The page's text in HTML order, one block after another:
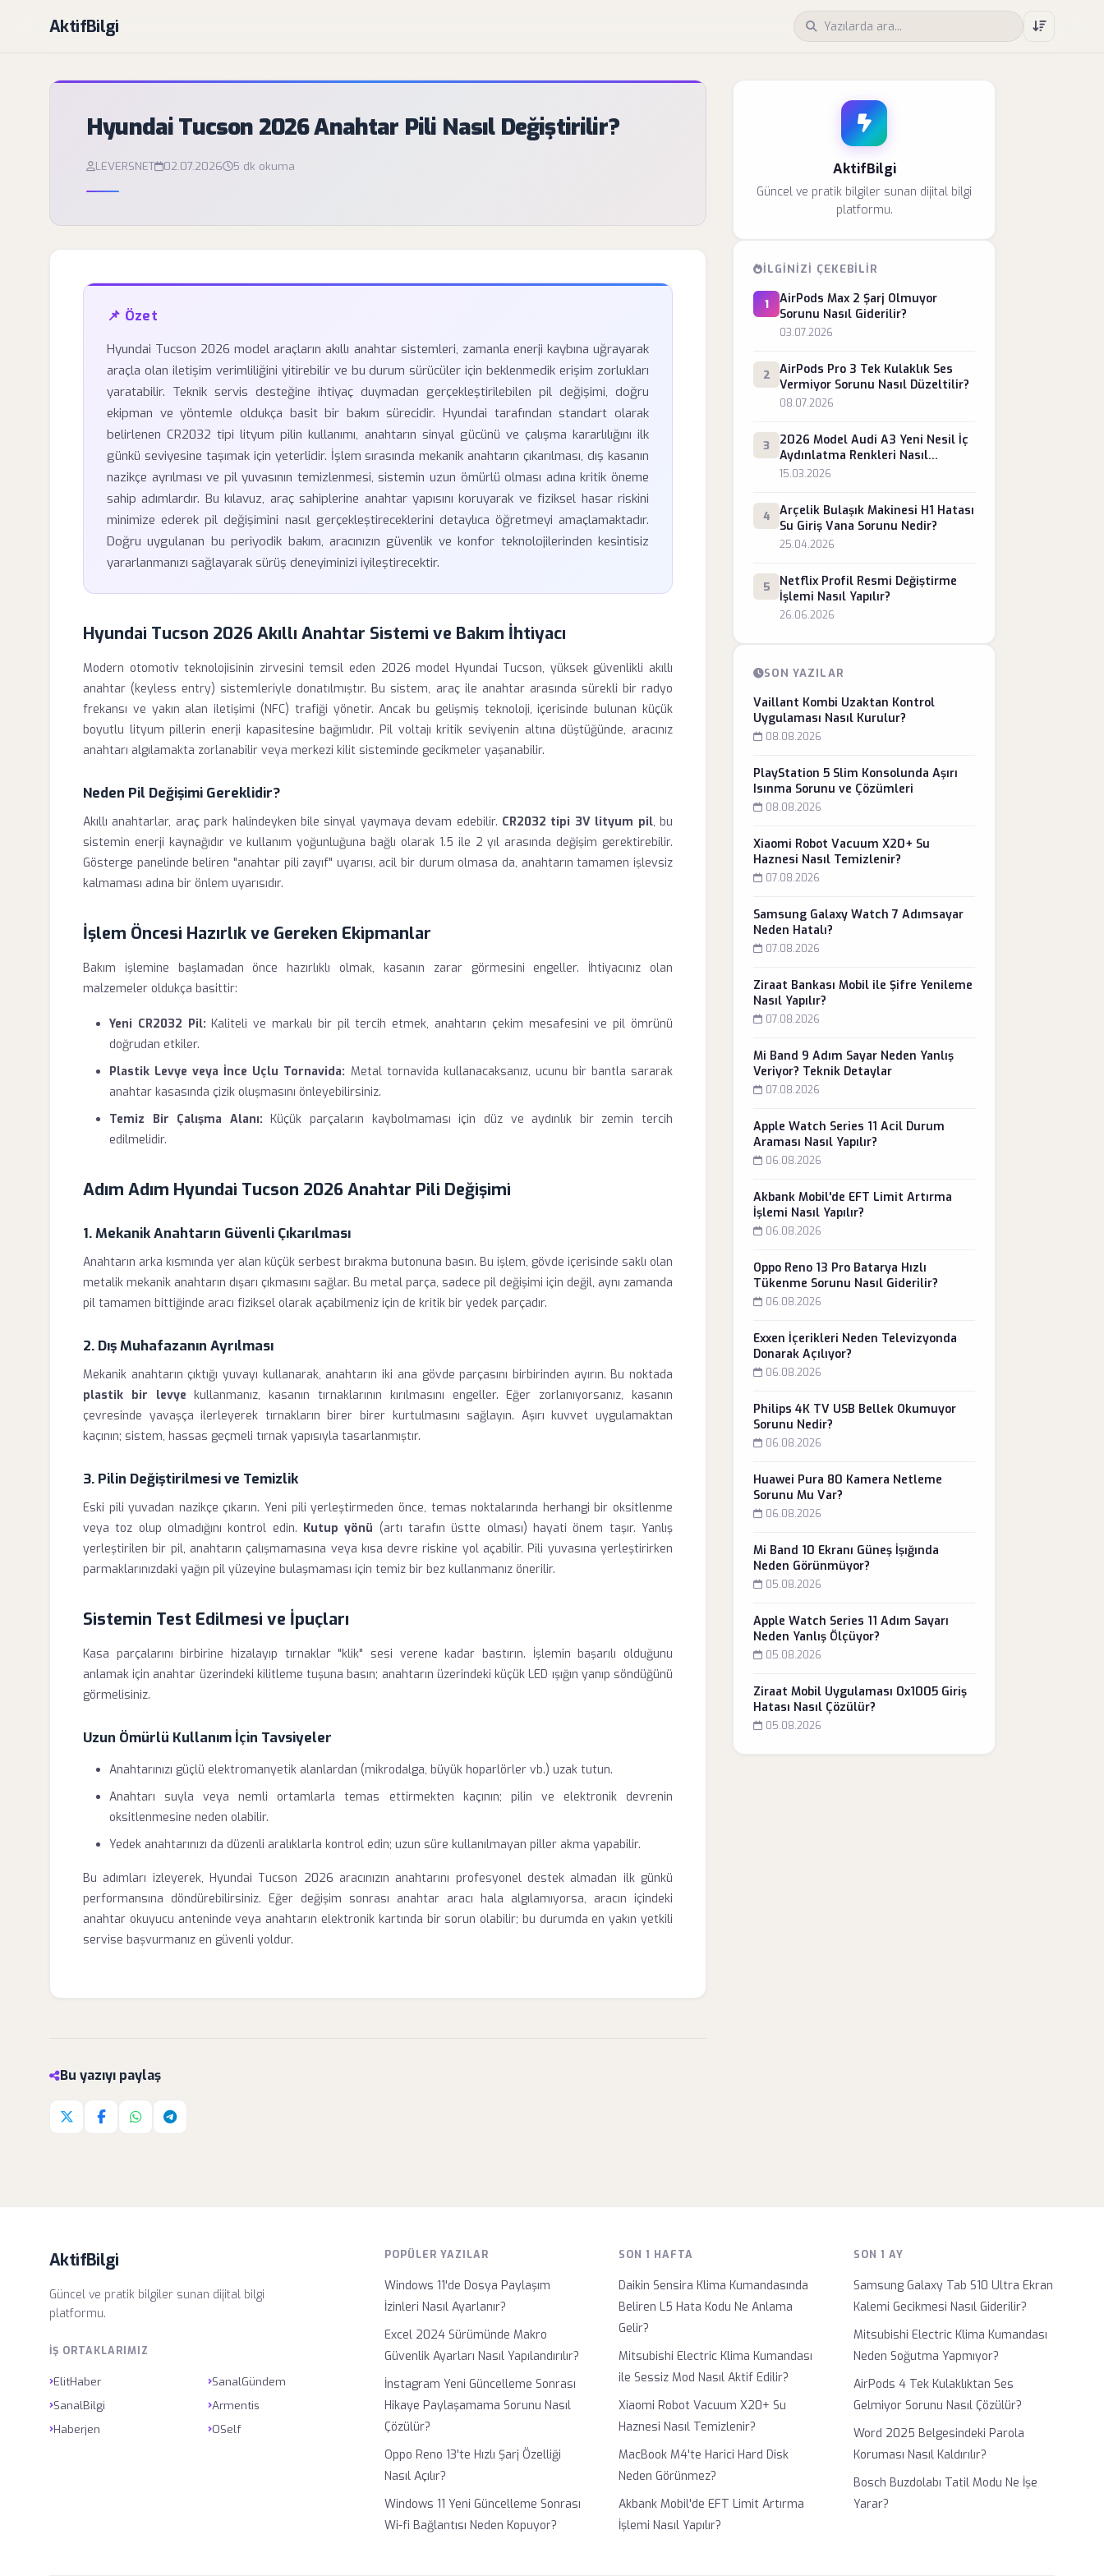
AktifBilgi
Hyundai Tucson 2026 Anahtar Pili Nasıl Değiştirilir?
LEVERSNET 02.07.2026 5 dk okuma
📌 Özet
Hyundai Tucson 2026 model araçların akıllı anahtar sistemleri, zamanla enerji kaybına uğrayarak
araçla olan iletişim verimliliğini yitirebilir ve bu durum sürücüler için beklenmedik erişim zorlukları
yaratabilir. Teknik servis desteğine ihtiyaç duymadan gerçekleştirilebilen pil değişimi, doğru
ekipman ve yöntemle oldukça basit bir bakım sürecidir. Hyundai tarafından standart olarak
belirlenen CR2032 tipi lityum pilin kullanımı, anahtarın sinyal gücünü ve çalışma kararlılığını ilk
günkü seviyesine taşımak için yeterlidir. İşlem sırasında mekanik anahtarın çıkarılması, dış kasanın
nazikçe ayrılması ve pil yuvasının temizlenmesi, sistemin uzun ömürlü olması adına kritik öneme
sahip adımlardır. Bu kılavuz, araç sahiplerine anahtar yapısını koruyarak ve fiziksel hasar riskini
minimize ederek pil değişimini nasıl gerçekleştireceklerini detaylıca öğretmeyi amaçlamaktadır.
Doğru uygulanan bu periyodik bakım, aracınızın güvenlik ve konfor teknolojilerinden kesintisiz
yararlanmanızı sağlayarak sürüş deneyiminizi iyileştirecektir.
Hyundai Tucson 2026 Akıllı Anahtar Sistemi ve Bakım İhtiyacı
Modern otomotiv teknolojisinin zirvesini temsil eden 2026 model Hyundai Tucson, yüksek güvenlikli akıllı
anahtar (keyless entry) sistemleriyle donatılmıştır. Bu sistem, araç ile anahtar arasında sürekli bir radyo
frekansı ve yakın alan iletişimi (NFC) trafiği yönetir. Ancak bu gelişmiş teknoloji, içerisinde bulunan küçük
boyutlu lityum pillerin enerji kapasitesine bağımlıdır. Pil voltajı kritik seviyenin altına düştüğünde, aracınız
anahtarı algılamakta zorlanabilir veya merkezi kilit sisteminde gecikmeler yaşanabilir.
Neden Pil Değişimi Gereklidir?
Akıllı anahtarlar, araç park halindeyken bile sinyal yaymaya devam edebilir. CR2032 tipi 3V lityum pil, bu
sistemin enerji kaynağıdır ve kullanım yoğunluğuna bağlı olarak 1.5 ile 2 yıl arasında değişim gerektirebilir.
Gösterge panelinde beliren "anahtar pili zayıf" uyarısı, acil bir durum olmasa da, anahtarın tamamen işlevsiz
kalmaması adına bir önlem uyarısıdır.
İşlem Öncesi Hazırlık ve Gereken Ekipmanlar
Bakım işlemine başlamadan önce hazırlıklı olmak, kasanın zarar görmesini engeller. İhtiyacınız olan
malzemeler oldukça basittir:
Yeni CR2032 Pil: Kaliteli ve markalı bir pil tercih etmek, anahtarın çekim mesafesini ve pil ömrünü
doğrudan etkiler.
Plastik Levye veya İnce Uçlu Tornavida: Metal tornavida kullanacaksanız, ucunu bir bantla sararak
anahtar kasasında çizik oluşmasını önleyebilirsiniz.
Temiz Bir Çalışma Alanı: Küçük parçaların kaybolmaması için düz ve aydınlık bir zemin tercih
edilmelidir.
Adım Adım Hyundai Tucson 2026 Anahtar Pili Değişimi
1. Mekanik Anahtarın Güvenli Çıkarılması
Anahtarın arka kısmında yer alan küçük serbest bırakma butonuna basın. Bu işlem, gövde içerisinde saklı olan
metalik mekanik anahtarın dışarı çıkmasını sağlar. Bu metal parça, sadece pil değişimi için değil, aynı zamanda
pil tamamen bittiğinde aracı fiziksel olarak açabilmeniz için de kritik bir yedek parçadır.
2. Dış Muhafazanın Ayrılması
Mekanik anahtarın çıktığı yuvayı kullanarak, anahtarın iki ana gövde parçasını birbirinden ayırın. Bu noktada
plastik bir levye kullanmanız, kasanın tırnaklarının kırılmasını engeller. Eğer zorlanıyorsanız, kasanın
çevresinde yavaşça ilerleyerek tırnakların birer birer kurtulmasını sağlayın. Aşırı kuvvet uygulamaktan
kaçının; sistem, hassas geçmeli tırnak yapısıyla tasarlanmıştır.
3. Pilin Değiştirilmesi ve Temizlik
Eski pili yuvadan nazikçe çıkarın. Yeni pili yerleştirmeden önce, temas noktalarında herhangi bir oksitlenme
veya toz olup olmadığını kontrol edin. Kutup yönü (artı tarafın üstte olması) hayati önem taşır. Yanlış
yerleştirilen bir pil, anahtarın çalışmamasına veya kısa devre riskine yol açabilir. Pili yuvasına yerleştirirken
parmaklarınızdaki yağın pil yüzeyine bulaşmaması için temiz bir bez kullanmanız önerilir.
Sistemin Test Edilmesi ve İpuçları
Kasa parçalarını birbirine hizalayıp tırnaklar "klik" sesi verene kadar bastırın. İşlemin başarılı olduğunu
anlamak için anahtar üzerindeki kilitleme tuşuna basın; anahtarın üzerindeki küçük LED ışığın yanıp söndüğünü
görmelisiniz.
Uzun Ömürlü Kullanım İçin Tavsiyeler
Anahtarınızı güçlü elektromanyetik alanlardan (mikrodalga, büyük hoparlörler vb.) uzak tutun.
Anahtarı suyla veya nemli ortamlarla temas ettirmekten kaçının; pilin ve elektronik devrenin
oksitlenmesine neden olabilir.
Yedek anahtarınızı da düzenli aralıklarla kontrol edin; uzun süre kullanılmayan piller akma yapabilir.
Bu adımları izleyerek, Hyundai Tucson 2026 aracınızın anahtarını profesyonel destek almadan ilk günkü
performansına döndürebilirsiniz. Eğer değişim sonrası anahtar aracı hala algılamıyorsa, aracın içindeki
anahtar okuyucu anteninde veya anahtarın elektronik kartında bir sorun olabilir; bu durumda en yakın yetkili
servise başvurmanız en güvenli yoldur.
Bu yazıyı paylaş
Twitter'da paylaş
Facebook'da paylaş
Whatsapp'da paylaş
Telegram'da paylaş
AktifBilgi
Güncel ve pratik bilgiler sunan dijital bilgi
platformu.
İLGINIZI ÇEKEBILIR
1
AirPods Max 2 Şarj Olmuyor
Sorunu Nasıl Giderilir?
03.07.2026
2
AirPods Pro 3 Tek Kulaklık Ses
Vermiyor Sorunu Nasıl Düzeltilir?
08.07.2026
3
2026 Model Audi A3 Yeni Nesil İç
Aydınlatma Renkleri Nasıl
Değiştirilir?
15.03.2026
4
Arçelik Bulaşık Makinesi H1 Hatası
Su Giriş Vana Sorunu Nedir?
25.04.2026
5
Netflix Profil Resmi Değiştirme
İşlemi Nasıl Yapılır?
26.06.2026
SON YAZILAR
Vaillant Kombi Uzaktan Kontrol
Uygulaması Nasıl Kurulur?
08.08.2026
PlayStation 5 Slim Konsolunda Aşırı
Isınma Sorunu ve Çözümleri
08.08.2026
Xiaomi Robot Vacuum X20+ Su
Haznesi Nasıl Temizlenir?
07.08.2026
Samsung Galaxy Watch 7 Adımsayar
Neden Hatalı?
07.08.2026
Ziraat Bankası Mobil ile Şifre Yenileme
Nasıl Yapılır?
07.08.2026
Mi Band 9 Adım Sayar Neden Yanlış
Veriyor? Teknik Detaylar
07.08.2026
Apple Watch Series 11 Acil Durum
Araması Nasıl Yapılır?
06.08.2026
Akbank Mobil'de EFT Limit Artırma
İşlemi Nasıl Yapılır?
06.08.2026
Oppo Reno 13 Pro Batarya Hızlı
Tükenme Sorunu Nasıl Giderilir?
06.08.2026
Exxen İçerikleri Neden Televizyonda
Donarak Açılıyor?
06.08.2026
Philips 4K TV USB Bellek Okumuyor
Sorunu Nedir?
06.08.2026
Huawei Pura 80 Kamera Netleme
Sorunu Mu Var?
06.08.2026
Mi Band 10 Ekranı Güneş İşığında
Neden Görünmüyor?
05.08.2026
Apple Watch Series 11 Adım Sayarı
Neden Yanlış Ölçüyor?
05.08.2026
Ziraat Mobil Uygulaması 0x1005 Giriş
Hatası Nasıl Çözülür?
05.08.2026
AktifBilgi
Güncel ve pratik bilgiler sunan dijital bilgi
platformu.
İŞ ORTAKLARIMIZ
›ElitHaber ›SanalGündem
›SanalBilgi ›Armentis
›Haberjen ›OSelf
POPÜLER YAZILAR
Windows 11'de Dosya Paylaşım
İzinleri Nasıl Ayarlanır?
Excel 2024 Sürümünde Makro
Güvenlik Ayarları Nasıl Yapılandırılır?
İnstagram Yeni Güncelleme Sonrası
Hikaye Paylaşamama Sorunu Nasıl
Çözülür?
Oppo Reno 13'te Hızlı Şarj Özelliği
Nasıl Açılır?
Windows 11 Yeni Güncelleme Sonrası
Wi-fi Bağlantısı Neden Kopuyor?
SON 1 HAFTA
Daikin Sensira Klima Kumandasında
Beliren L5 Hata Kodu Ne Anlama
Gelir?
Mitsubishi Electric Klima Kumandası
ile Sessiz Mod Nasıl Aktif Edilir?
Xiaomi Robot Vacuum X20+ Su
Haznesi Nasıl Temizlenir?
MacBook M4'te Harici Hard Disk
Neden Görünmez?
Akbank Mobil'de EFT Limit Artırma
İşlemi Nasıl Yapılır?
SON 1 AY
Samsung Galaxy Tab S10 Ultra Ekran
Kalemi Gecikmesi Nasıl Giderilir?
Mitsubishi Electric Klima Kumandası
Neden Soğutma Yapmıyor?
AirPods 4 Tek Kulaklıktan Ses
Gelmiyor Sorunu Nasıl Çözülür?
Word 2025 Belgesindeki Parola
Koruması Nasıl Kaldırılır?
Bosch Buzdolabı Tatil Modu Ne İşe
Yarar?